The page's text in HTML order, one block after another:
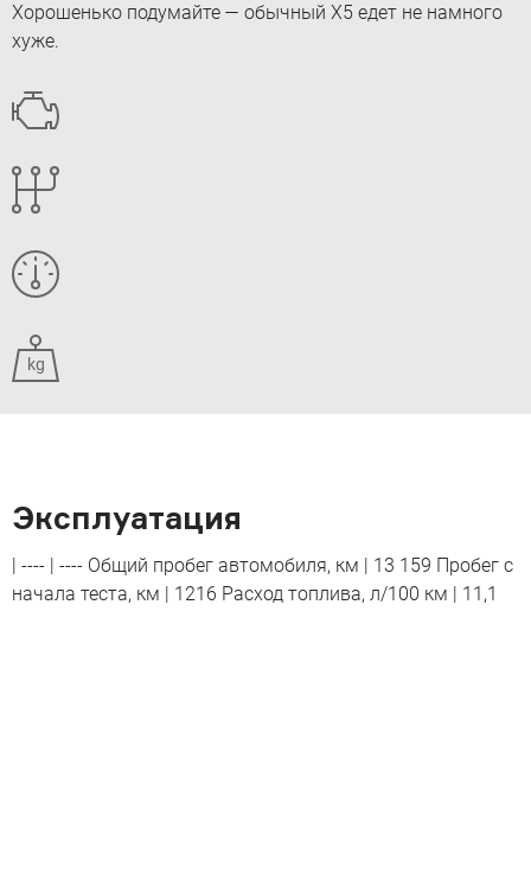
Хорошенько подумайте — обычный X5 едет не намного
хуже.
kg
Эксплуатация
| ---- | ---- Общий пробег автомобиля, км | 13 159 Пробег с
начала теста, км | 1216 Расход топлива, л/100 км | 11,1